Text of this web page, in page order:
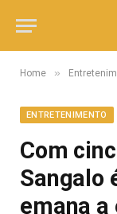
Home »
ENTRETENIMENTO
Com
Sangalo
emana a